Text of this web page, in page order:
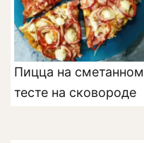
Пицца на сметанном
тесте на сковороде